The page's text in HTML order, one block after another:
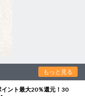
もっと見る
ント最大20％還元！30